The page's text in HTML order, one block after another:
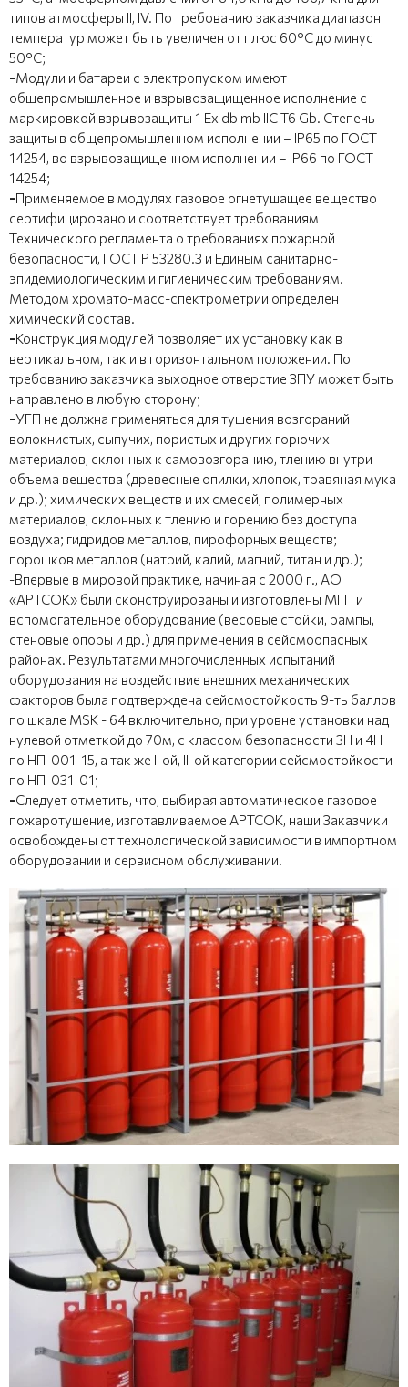
типов атмосферы II, IV. По требованию заказчика диапазон
температур может быть увеличен от плюс 60°С до минус
50°С;
-Модули и батареи с электропуском имеют
общепромышленное и взрывозащищенное исполнение с
маркировкой взрывозащиты 1 Ex db mb IIC T6 Gb. Степень
защиты в общепромышленном исполнении – IP65 по ГОСТ
14254, во взрывозащищенном исполнении – IP66 по ГОСТ
14254;
-Применяемое в модулях газовое огнетушащее вещество
сертифицировано и соответствует требованиям
Технического регламента о требованиях пожарной
безопасности, ГОСТ Р 53280.3 и Единым санитарно-
эпидемиологическим и гигиеническим требованиям.
Методом хромато-масс-спектрометрии определен
химический состав.
-Конструкция модулей позволяет их установку как в
вертикальном, так и в горизонтальном положении. По
требованию заказчика выходное отверстие ЗПУ может быть
направлено в любую сторону;
-УГП не должна применяться для тушения возгораний
волокнистых, сыпучих, пористых и других горючих
материалов, склонных к самовозгоранию, тлению внутри
объема вещества (древесные опилки, хлопок, травяная мука
и др.); химических веществ и их смесей, полимерных
материалов, склонных к тлению и горению без доступа
воздуха; гидридов металлов, пирофорных веществ;
порошков металлов (натрий, калий, магний, титан и др.);
-Впервые в мировой практике, начиная с 2000 г., АО
«АРТСОК» были сконструированы и изготовлены МГП и
вспомогательное оборудование (весовые стойки, рампы,
стеновые опоры и др.) для применения в сейсмоопасных
районах. Результатами многочисленных испытаний
оборудования на воздействие внешних механических
факторов была подтверждена сейсмостойкость 9-ть баллов
по шкале MSK - 64 включительно, при уровне установки над
нулевой отметкой до 70м, с классом безопасности 3Н и 4Н
по НП-001-15, а так же I-ой, II-ой категории сейсмостойкости
по НП-031-01;
-Следует отметить, что, выбирая автоматическое газовое
пожаротушение, изготавливаемое АРТСОК, наши Заказчики
освобождены от технологической зависимости в импортном
оборудовании и сервисном обслуживании.